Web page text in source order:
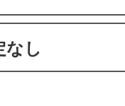
信講座を
なし